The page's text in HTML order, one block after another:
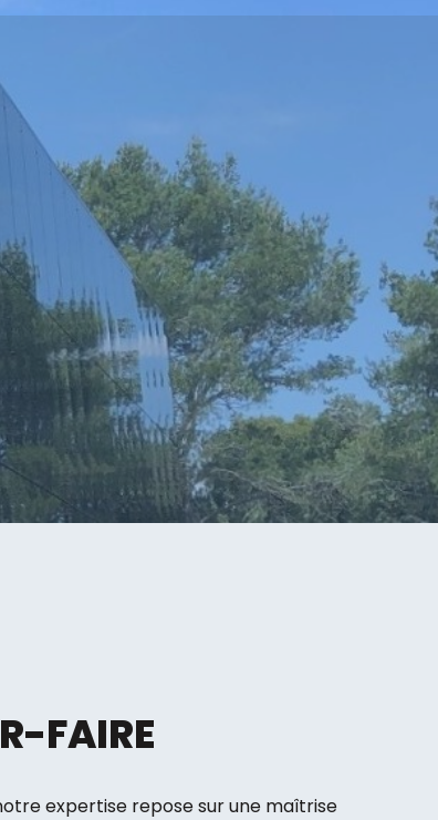
FAIRE
expertise repose sur une maîtrise